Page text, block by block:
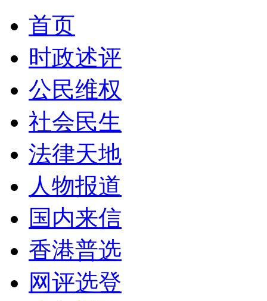
首页
时政述评
公民维权
社会民生
法律天地
人物报道
国内来信
香港普选
网评选登